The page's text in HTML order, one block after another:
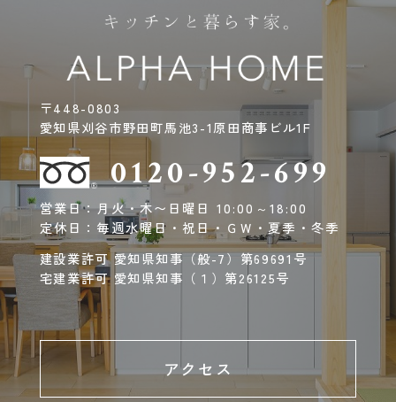
〒448-0803
愛知県刈谷市野田町馬池3-1原田商事ビル1F
0120-952-699
営業日：月火・木〜日曜日 10:00～18:00
定休日：毎週水曜日・祝日・ＧＷ・夏季・冬季
建設業許可 愛知県知事（般-7）第69691号
宅建業許可 愛知県知事（１）第26125号
アクセス